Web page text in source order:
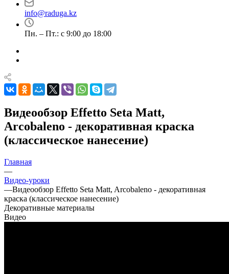
info@raduga.kz
Пн. – Пт.: с 9:00 до 18:00
Видеообзор Effetto Seta Matt,
Arcobaleno - декоративная краска
(классическое нанесение)
Главная
—
Видео-уроки
—Видеообзор Effetto Seta Matt, Arcobaleno - декоративная
краска (классическое нанесение)
Декоративные материалы
Видео